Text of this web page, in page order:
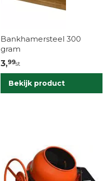
Bankhamersteel 300
gram
3,99st
Bekijk product